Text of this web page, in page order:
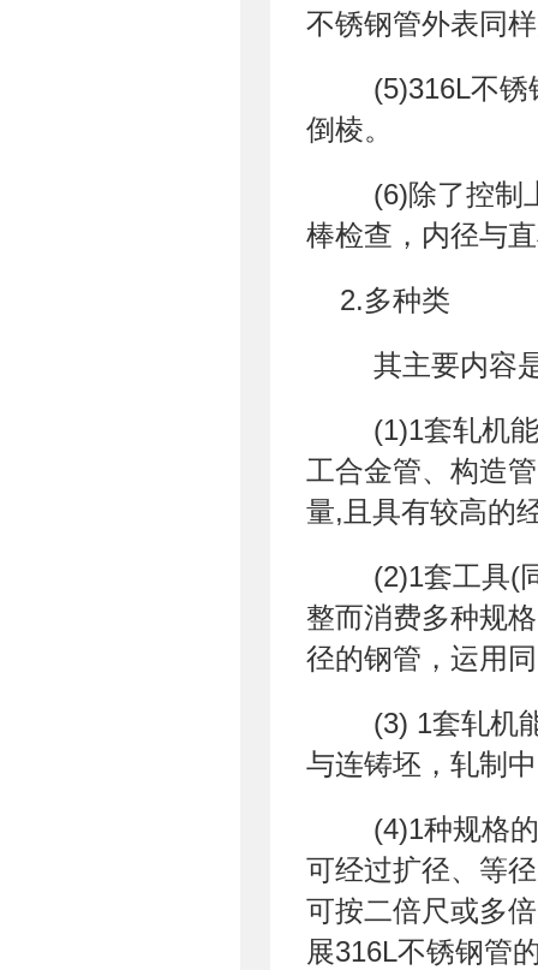
不锈钢管外表同
(5)316L不锈
倒棱。
(6)除了控制
棒检查，内径与
2.多种类
其主要内容
(1)1套轧机能
工合金管、构造
量,且具有较高的
(2)1套工具(
整而消费多种规
径的钢管，运用
(3) 1套轧机
与连铸坯，轧制
(4)1种规格的
可经过扩径、等
可按二倍尺或多
展316L不锈钢管